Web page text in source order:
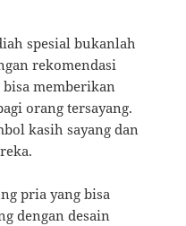
spesial bukanlah
rekomendasi
memberikan
orang tersayang.
kasih sayang dan
pria yang bisa
dengan desain